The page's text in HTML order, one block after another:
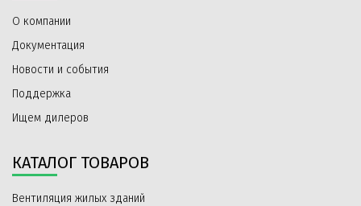
О компании
Документация
Новости и события
Поддержка
Ищем дилеров
КАТАЛОГ ТОВАРОВ
Вентиляция жилых зданий